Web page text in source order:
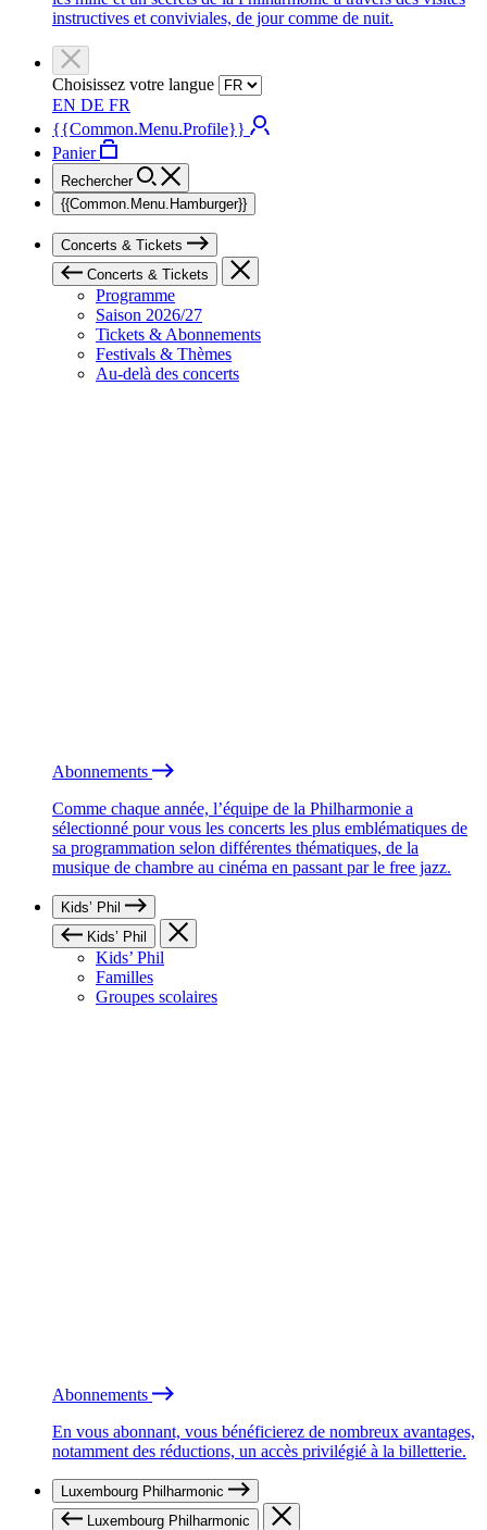
instructives et conviviales, de jour comme de nuit.
Choisissez votre langue
EN DE FR
{{Common.Menu.Profile}}
Panier
Rechercher
{{Common.Menu.Hamburger}}
Concerts & Tickets
Concerts & Tickets
Programme
Saison 2026/27
Tickets & Abonnements
Festivals & Thèmes
Au-delà des concerts
Abonnements
Comme chaque année, l’équipe de la Philharmonie a
sélectionné pour vous les concerts les plus emblématiques de
sa programmation selon différentes thématiques, de la
musique de chambre au cinéma en passant par le free jazz.
Kids’ Phil
Kids’ Phil
Kids’ Phil
Familles
Groupes scolaires
Abonnements
En vous abonnant, vous bénéficierez de nombreux avantages,
notamment des réductions, un accès privilégié à la billetterie.
Luxembourg Philharmonic
Luxembourg Philharmonic